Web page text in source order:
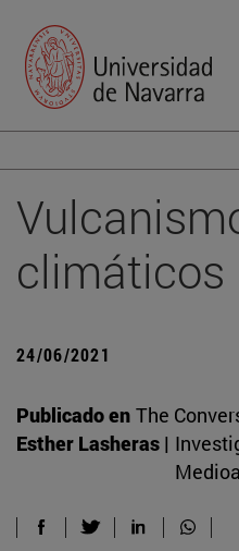
climáticos
24/06/2021
Publicado en The
Esther Lasheras |